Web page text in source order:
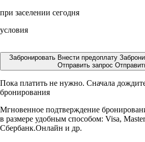
при заселении сегодня
условия
Забронировать Внести предоплату
Отправить запрос
Пока платить не нужно. Сначала
бронирования
Мгновенное подтверждение
в размере удобным способом: Visa,
Сбербанк.Онлайн и др.